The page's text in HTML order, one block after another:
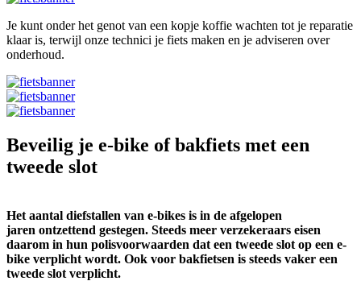
Je kunt onder het genot van een kopje koffie wachten tot je reparatie
klaar is, terwijl onze technici je fiets maken en je adviseren over
onderhoud.
Beveilig je e-bike of bakfiets met een
tweede slot
Het aantal diefstallen van e-bikes is in de afgelopen
jaren ontzettend gestegen. Steeds meer verzekeraars eisen
daarom in hun polisvoorwaarden dat een tweede slot op een e-
bike verplicht wordt. Ook voor bakfietsen is steeds vaker een
tweede slot verplicht.